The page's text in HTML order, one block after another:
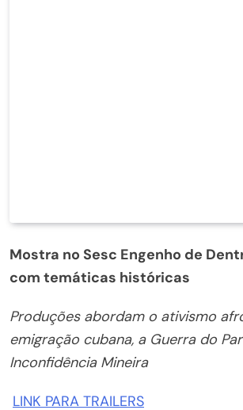
Mostra no Sesc Engenho de
com temáticas históricas
Produções abordam o ativismo
emigração cubana, a Guerra do
Inconfidência Mineira
LINK PARA TRAILERS